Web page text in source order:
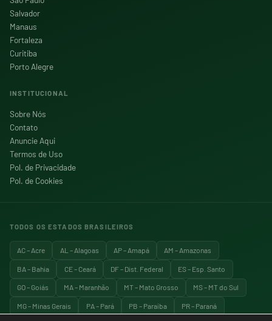
Salvador
Manaus
Fortaleza
Curitiba
Porto Alegre
INSTITUCIONAL
Sobre Nós
Contato
Anuncie Aqui
Termos de Uso
Pol. de Privacidade
Pol. de Cookies
TODOS OS ESTADOS BRASILEIROS
AC – Acre AL – Alagoas AP – Amapá AM – Amazonas
BA – Bahia CE – Ceará DF – Dist. Federal ES – Esp. Santo
GO – Goiás MA – Maranhão MT – Mato Grosso MS – MT do Sul
MG – Minas Gerais PA – Pará PB – Paraíba PR – Paraná